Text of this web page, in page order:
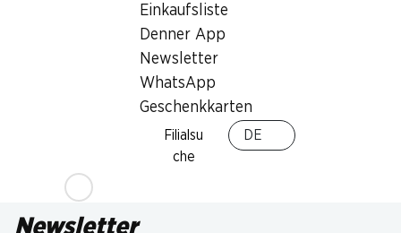
Einkaufsliste
Denner App
Newsletter
WhatsApp
Geschenkkarten
Filialsu
che
DE
Newsletter